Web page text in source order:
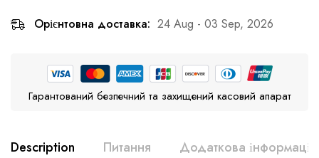
Орієнтовна доставка: 24 Aug - 03 Sep, 2026
Гарантований безпечний та захищений касовий апарат
Description Питання Додаткова інформація